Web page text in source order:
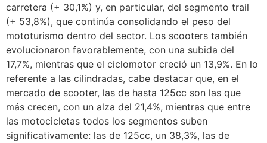
carretera (+ 30,1%) y, en particular, del segmento trail
(+ 53,8%), que continúa consolidando el peso del
mototurismo dentro del sector. Los scooters también
evolucionaron favorablemente, con una subida del
17,7%, mientras que el ciclomotor creció un 13,9%. En lo
referente a las cilindradas, cabe destacar que, en el
mercado de scooter, las de hasta 125cc son las que
más crecen, con un alza del 21,4%, mientras que entre
las motocicletas todos los segmentos suben
significativamente: las de 125cc, un 38,3%, las de